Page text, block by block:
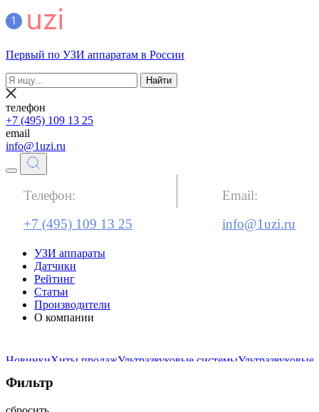
Первый по УЗИ аппаратам в России
Найти
телефон
+7 (495) 109 13 25
email
info@1uzi.ru
Телефон:
+7 (495) 109 13 25
Email:
info@1uzi.ru
УЗИ аппараты
Датчики
Рейтинг
Статьи
Производители
О компании
НовинкиХиты продажУльтразвуковые системыУльтразвуковые
Фильтр